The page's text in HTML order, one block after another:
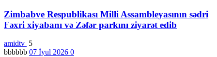
Zimbabve Respublikası Milli Assambleyasının sədri
Fəxri xiyabanı və Zəfər parkını ziyarət edib
amidtv 5
bbbbbb 07 İyul 2026 0